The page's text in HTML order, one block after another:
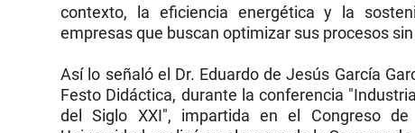
contexto, la eficiencia energética y la
empresas que buscan optimizar sus procesos
Así lo señaló el Dr. Eduardo de Jesús García
Festo Didáctica, durante la conferencia
del Siglo XXI", impartida en el Congreso